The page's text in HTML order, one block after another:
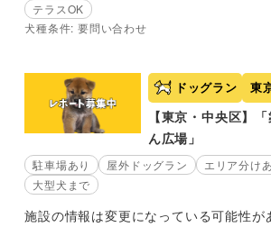
テラスOK
犬種条件: 要問い合わせ
ドッグラン 東
【東京・中央区】
ん広場」
駐車場あり 屋外ドッグラン エリア分け
大型犬まで
施設の情報は変更になっている可能性が